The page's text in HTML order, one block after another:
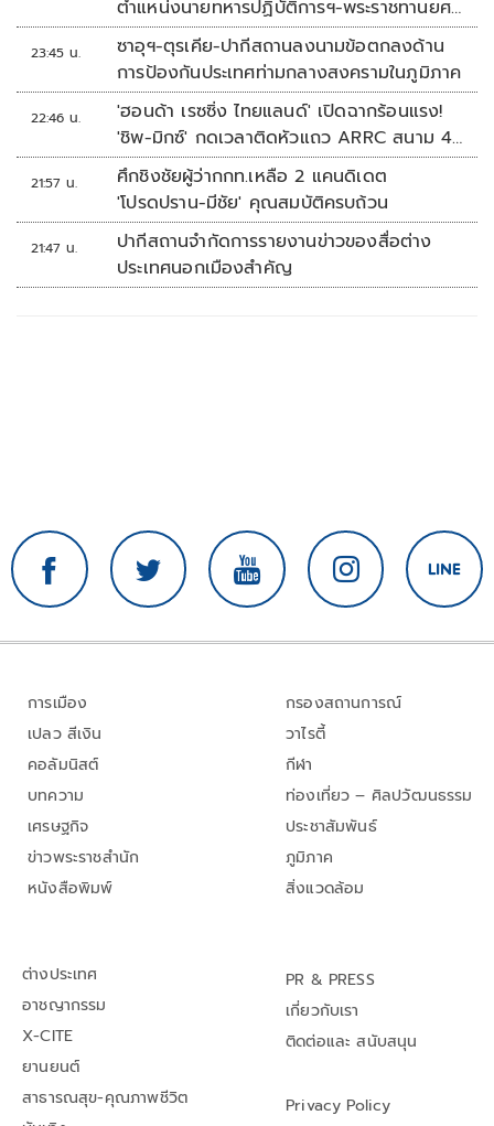
ตำแหน่งนายทหารปฏิบัติการฯ-พระราชทานยศ
'พลตรี'
23:45 น.
ซาอุฯ-ตุรเคีย-ปากีสถานลงนามข้อตกลงด้าน
การป้องกันประเทศท่ามกลางสงครามในภูมิภาค
22:46 น.
'ฮอนด้า เรซซิ่ง ไทยแลนด์' เปิดฉากร้อนแรง!
'ชิพ-มิกซ์' กดเวลาติดหัวแถว ARRC สนาม 4
ที่มัลดาลิกา
21:57 น.
ศึกชิงชัยผู้ว่ากกท.เหลือ 2 แคนดิเดต
'โปรดปราน-มีชัย' คุณสมบัติครบถ้วน
21:47 น.
ปากีสถานจำกัดการรายงานข่าวของสื่อต่าง
ประเทศนอกเมืองสำคัญ
การเมือง
เปลว สีเงิน
คอลัมนิสต์
บทความ
เศรษฐกิจ
ข่าวพระราชสำนัก
หนังสือพิมพ์
กรองสถานการณ์
วาไรตี้
กีฬา
ท่องเที่ยว – ศิลปวัฒนธรรม
ประชาสัมพันธ์
ภูมิภาค
สิ่งแวดล้อม
ต่างประเทศ
อาชญากรรม
X-CITE
ยานยนต์
สาธารณสุข-คุณภาพชีวิต
PR & PRESS
เกี่ยวกับเรา
ติดต่อและ สนับสนุน
Privacy Policy